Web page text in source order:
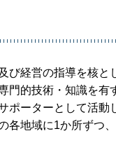
び経営の指導を核と
門的技術・知識を有
ーターとして活動
各地域に1か所ずつ